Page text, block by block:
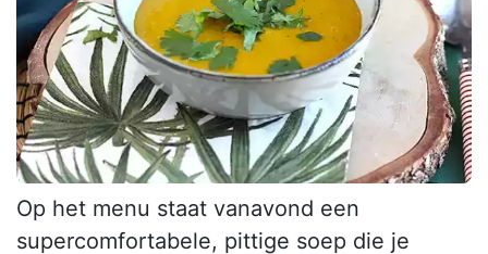
Op het menu staat vanavond een
supercomfortabele, pittige soep die je